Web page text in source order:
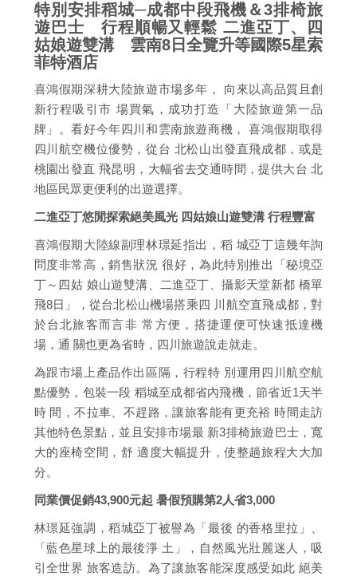
特別安排稻城─成都中段飛機＆3排椅旅
遊巴士 行程順暢又輕鬆 二進亞丁、四
姑娘遊雙溝 雲南8日全覽升等國際5星索
菲特酒店
喜鴻假期深耕大陸旅遊市場多年， 向來以高品質且創
新行程吸引市 場買氣，成功打造「大陸旅遊第一品
牌」。看好今年四川和雲南旅遊商機， 喜鴻假期取得
四川航空機位優勢，從台 北松山出發直飛成都，或是
桃園出發直 飛昆明，大幅省去交通時間，提供大台 北
地區民眾更便利的出遊選擇。
二進亞丁悠閒探索絕美風光 四姑娘山遊雙溝 行程豐富
喜鴻假期大陸線副理林璟延指出，稻 城亞丁這幾年詢
問度非常高，銷售狀況 很好，為此特別推出「秘境亞
丁～四姑 娘山遊雙溝、二進亞丁、攝影天堂新都 橋單
飛8日」，從台北松山機場搭乘四 川航空直飛成都，對
於台北旅客而言非 常方便，搭捷運便可快速抵達機
場，通 關也更為省時，四川旅遊說走就走。
為跟市場上產品作出區隔，行程特 別運用四川航空航
點優勢，包裝一段 稻城至成都省內飛機，節省近1天半
時 間，不拉車、不趕路，讓旅客能有更充裕 時間走訪
其他特色景點，並且安排市場最 新3排椅旅遊巴士，寬
大的座椅空間，舒 適度大幅提升，使整趟旅程大大加
分。
同業價促銷43,900元起 暑假預購第2人省3,000
林璟延強調，稻城亞丁被譽為「最後 的香格里拉」、
「藍色星球上的最後淨 土」，自然風光壯麗迷人，吸
引全世界 旅客造訪。為了讓旅客能深度感受如此 絕美